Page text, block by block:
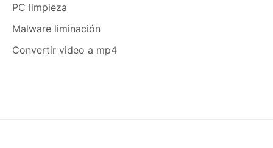
PC limpieza
Malware liminación
Convertir video a mp4